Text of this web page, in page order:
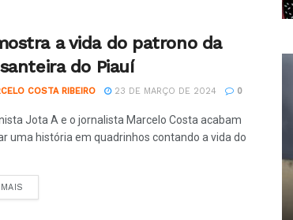
a vida do patrono da
do Piauí
COSTA RIBEIRO 23 DE MARÇO DE 2024 0
Jota A e o jornalista Marcelo Costa acabam
uma história em quadrinhos contando a vida do